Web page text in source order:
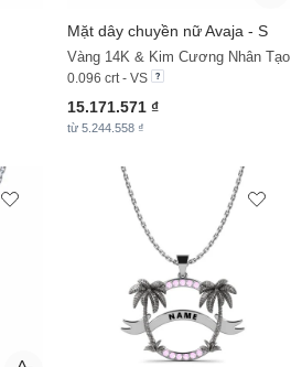
Mặt dây chuyền nữ Avaja - S
Vàng 14K & Kim Cương Nhân Tạo
0.096 crt - VS
15.171.571 ₫
từ 5.244.558 ₫